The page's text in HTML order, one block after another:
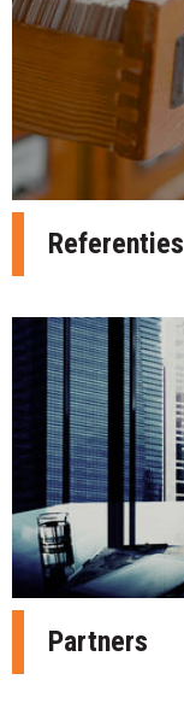
Referenties
Partners